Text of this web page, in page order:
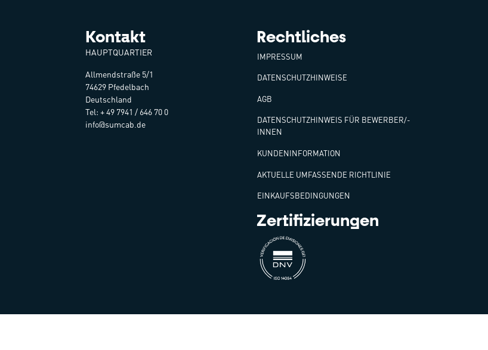
Kontakt
HAUPTQUARTIER
Allmendstraße 5/1
74629 Pfedelbach
Deutschland
Tel: + 49 7941 / 646 70 0
info@sumcab.de
Rechtliches
IMPRESSUM
DATENSCHUTZHINWEISE
AGB
DATENSCHUTZHINWEIS FÜR BEWERBER/-
INNEN
KUNDENINFORMATION
AKTUELLE UMFASSENDE RICHTLINIE
EINKAUFSBEDINGUNGEN
Zertifizierungen